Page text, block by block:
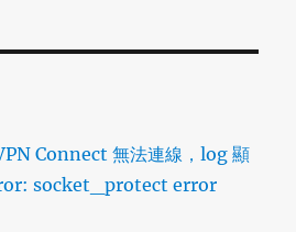
Connect 無法連線，log 顯
socket_protect error